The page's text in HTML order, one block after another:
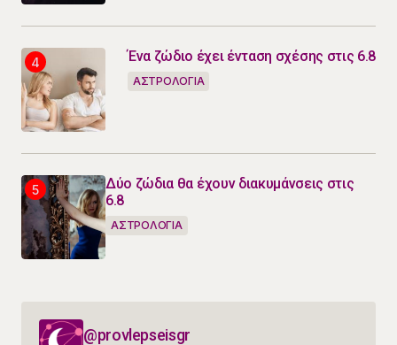
Ένα ζώδιο έχει ένταση σχέσης στις 6.8
ΑΣΤΡΟΛΟΓΙΑ
Δύο ζώδια θα έχουν διακυμάνσεις στις
6.8
ΑΣΤΡΟΛΟΓΙΑ
@provlepseisgr